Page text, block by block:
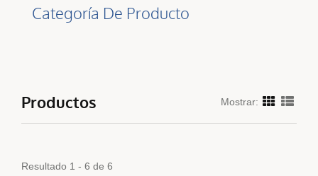
Categoría De Producto
Productos Mostrar:
Resultado 1 - 6 de 6